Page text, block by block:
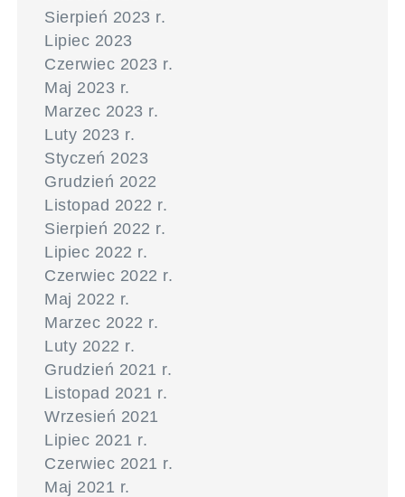
Sierpień 2023 r.
Lipiec 2023
Czerwiec 2023 r.
Maj 2023 r.
Marzec 2023 r.
Luty 2023 r.
Styczeń 2023
Grudzień 2022
Listopad 2022 r.
Sierpień 2022 r.
Lipiec 2022 r.
Czerwiec 2022 r.
Maj 2022 r.
Marzec 2022 r.
Luty 2022 r.
Grudzień 2021 r.
Listopad 2021 r.
Wrzesień 2021
Lipiec 2021 r.
Czerwiec 2021 r.
Maj 2021 r.